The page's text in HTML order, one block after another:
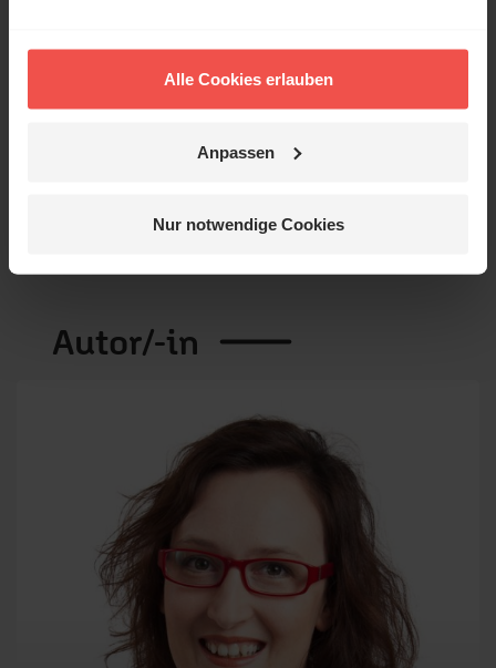
Alle Cookies erlauben
Anpassen
Nur notwendige Cookies
Hier können Sie dieGeschichte von Francisco in
Unterstütze uns mit deiner Spende.
Autor/-in